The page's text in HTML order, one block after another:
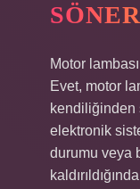
Motor
Evet, motor
kendiliğinden
elektronik
durumu veya